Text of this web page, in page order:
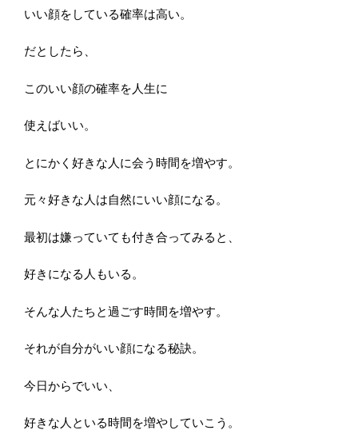
いい顔をしている確率は高い。
だとしたら、
このいい顔の確率を人生に
使えばいい。
とにかく好きな人に会う時間を増やす。
元々好きな人は自然にいい顔になる。
最初は嫌っていても付き合ってみると、
好きになる人もいる。
そんな人たちと過ごす時間を増やす。
それが自分がいい顔になる秘訣。
今日からでいい、
好きな人といる時間を増やしていこう。